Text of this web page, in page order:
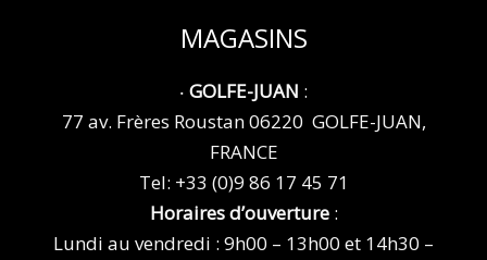
MAGASINS
‧ GOLFE-JUAN :
77 av. Frères Roustan 06220 GOLFE-JUAN,
FRANCE
Tel: +33 (0)9 86 17 45 71
Horaires d’ouverture:
Lundi au vendredi : 9h00 – 13h00 et 14h30 –